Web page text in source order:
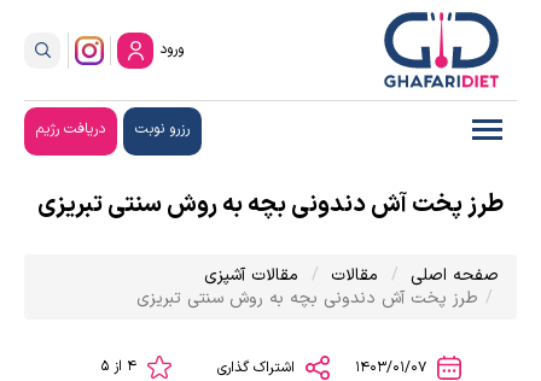
ورود
رزرو نوبت دریافت رژیم
طرز پخت آش دندونی بچه به روش سنتی تبریزی
صفحه اصلی مقالات
مقالات آشپزی
طرز پخت آش دندونی بچه به روش سنتی تبریزی
1403/01/07 اشتراک گذاری